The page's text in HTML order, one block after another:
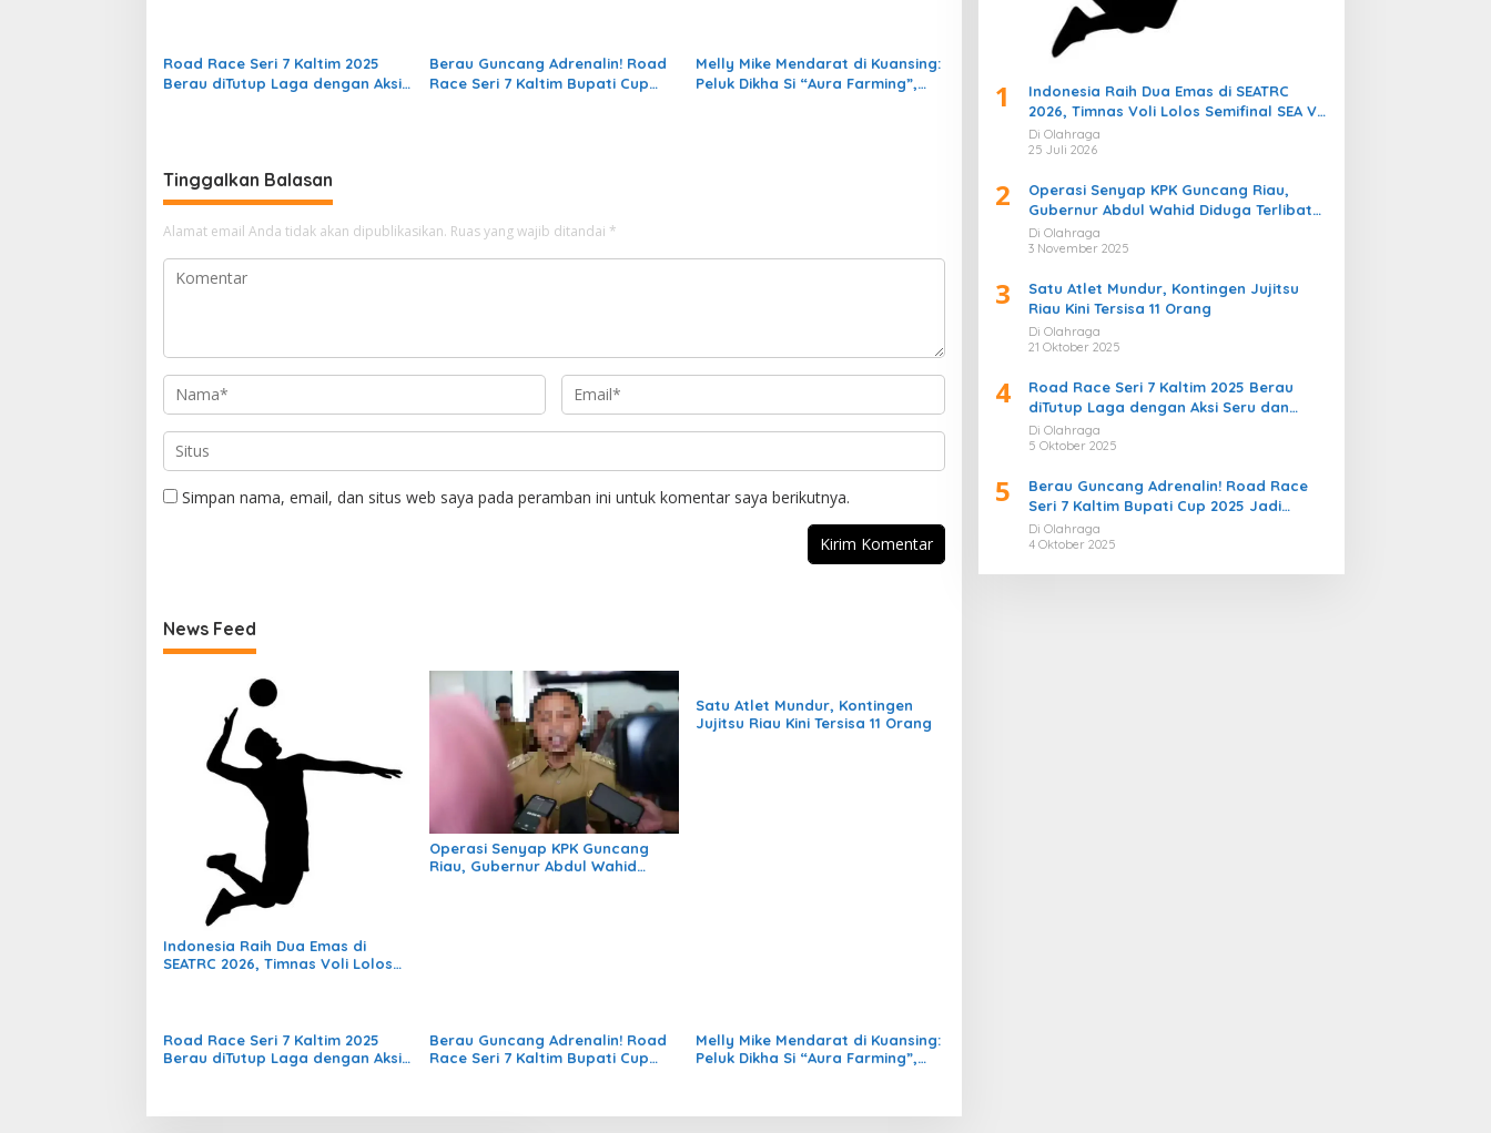
Road Race Seri 7 Kaltim 2025
Berau diTutup Laga dengan Aksi
Berau Guncang Adrenalin! Road
Race Seri 7 Kaltim Bupati Cup
Melly Mike Mendarat di Kuansing:
Peluk Dikha Si “Aura Farming”,
Tinggalkan Balasan
Alamat email Anda tidak akan dipublikasikan. Ruas yang wajib ditandai *
Simpan nama, email, dan situs web saya pada peramban ini untuk komentar saya berikutnya.
News Feed
Indonesia Raih Dua Emas di
SEATRC 2026, Timnas Voli Lolos
Operasi Senyap KPK Guncang
Riau, Gubernur Abdul Wahid
Satu Atlet Mundur, Kontingen
Jujitsu Riau Kini Tersisa 11 Orang
Road Race Seri 7 Kaltim 2025
Berau diTutup Laga dengan Aksi
Berau Guncang Adrenalin! Road
Race Seri 7 Kaltim Bupati Cup
Melly Mike Mendarat di Kuansing:
Peluk Dikha Si “Aura Farming”,
1
Indonesia Raih Dua Emas di SEATRC
2026, Timnas Voli Lolos Semifinal SEA V
Cup! Pekan Olahraga Nasional
Bergemuruh
Di Olahraga
25 Juli 2026
2
Operasi Senyap KPK Guncang Riau,
Gubernur Abdul Wahid Diduga Terlibat
Kasus Korupsi Proyek
Di Olahraga
3 November 2025
3
Satu Atlet Mundur, Kontingen Jujitsu
Riau Kini Tersisa 11 Orang
Di Olahraga
21 Oktober 2025
4
Road Race Seri 7 Kaltim 2025 Berau
diTutup Laga dengan Aksi Seru dan
Penuh Sportivitas
Di Olahraga
5 Oktober 2025
5
Berau Guncang Adrenalin! Road Race
Seri 7 Kaltim Bupati Cup 2025 Jadi
Momentum Lahirnya Sirkuit Permanen
2026
Di Olahraga
4 Oktober 2025